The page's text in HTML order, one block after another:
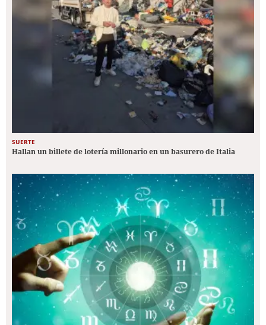
SUERTE
Hallan un billete de lotería millonario en un basurero de Italia